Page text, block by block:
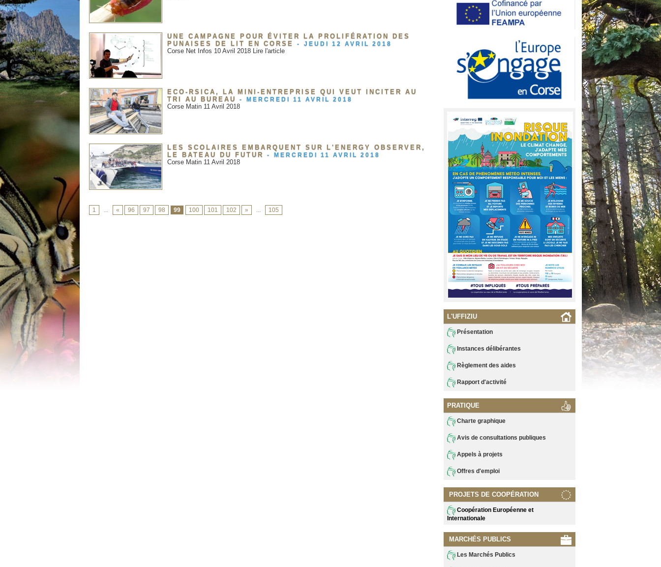
UNE CAMPAGNE POUR ÉVITER LA PROLIFÉRATION DES
PUNAISES DE LIT EN CORSE - JEUDI 12 AVRIL 2018
Corse Net Infos 10 Avril 2018 Lire l'article
ECO-RSICA, LA MINI-ENTREPRISE QUI VEUT INCITER AU
TRI AU BUREAU
- MERCREDI 11 AVRIL 2018
Corse Matin 11 Avril 2018
LES SCOLAIRES EMBARQUENT SUR L'ENERGY OBSERVER,
LE BATEAU DU FUTUR
- MERCREDI 11 AVRIL 2018
Corse Matin 11 Avril 2018
1 ... « 96 97 98 99 100 101 102 » ... 105
L'UFFIZIU
Présentation
Instances délibérantes
Règlement des aides
Rapport d'activité
PRATIQUE
Charte graphique
Avis de consultations publiques
Appels à projets
Offres d'emploi
PROJETS DE COOPÉRATION
Coopération Européenne et
Internationale
MARCHÉS PUBLICS
Les Marchés Publics